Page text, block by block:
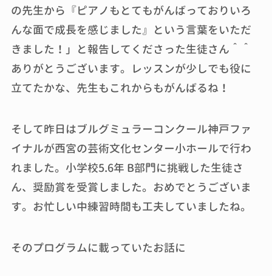
の先生から『ピアノもとてもがんばっておりいろ
んな面で成長を感じました』という言葉をいただ
きました！」と報告してくださった生徒さん＾＾
ありがとうございます。レッスンが少しでも役に
立てたかな、先生もこれからもがんばるね！
そして昨日はブルグミュラーコンクール神戸ファ
イナルが西宮の芸術文化センター小ホールで行わ
れました。小学校5.6年 B部門に挑戦した生徒さ
ん、奨励賞を受賞しました。おめでとうございま
す。お忙しい中練習時間も工夫していましたね。
そのプログラムに載っていたお話に